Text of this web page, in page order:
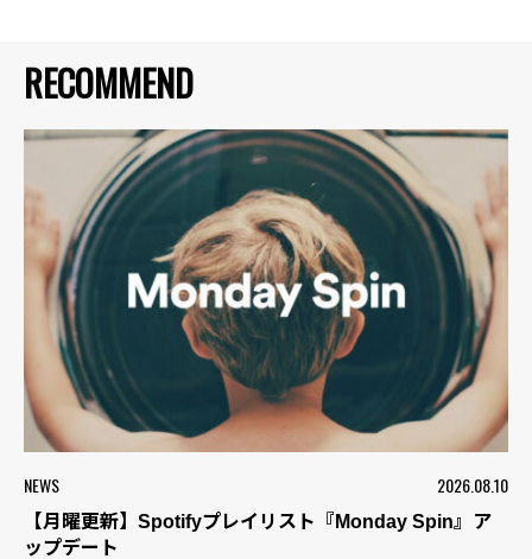
RECOMMEND
NEWS 2026.08.10
【月曜更新】Spotifyプレイリスト『Monday Spin』ア
ップデート